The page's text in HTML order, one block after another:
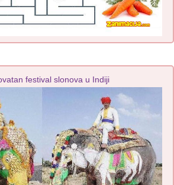
festival slonova u Indiji